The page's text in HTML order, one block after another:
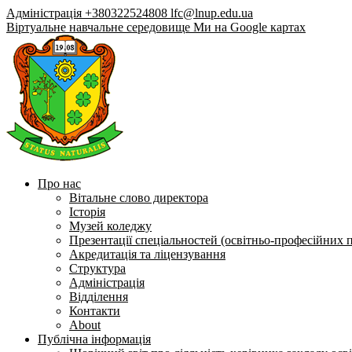
Адміністрація +380322524808 lfc@lnup.edu.ua
Віртуальне навчальне середовище Ми на Google картах
Про нас
Вітальне слово директора
Історія
Музей коледжу
Презентації спеціальностей (освітньо-професійних
Акредитація та ліцензування
Структура
Адміністрація
Відділення
Контакти
About
Публічна інформація